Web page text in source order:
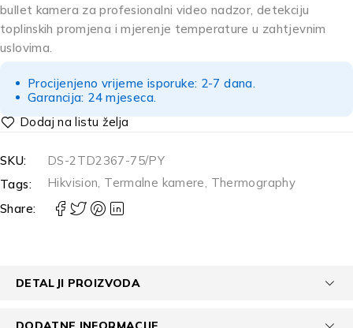
bullet kamera za profesionalni video nadzor, detekciju
toplinskih promjena i mjerenje temperature u zahtjevnim
uslovima.
Procijenjeno vrijeme isporuke: 2-7 dana.
Garancija: 24 mjeseca.
SKU:
DS-2TD2367-75/PY
Tags:
Hikvision, Termalne kamere, Thermography
Share:
DETALJI PROIZVODA